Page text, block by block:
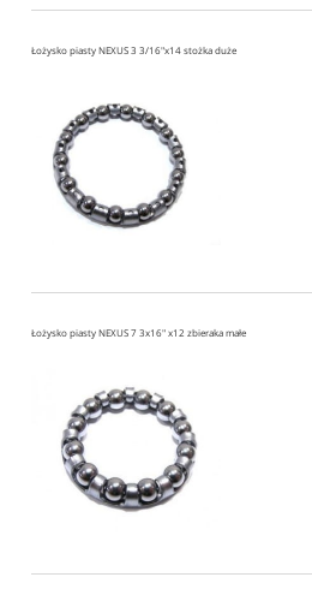
Łożysko piasty NEXUS 3 3/16"x14 stożka duże
Łożysko piasty NEXUS 7 3x16" x12 zbieraka małe